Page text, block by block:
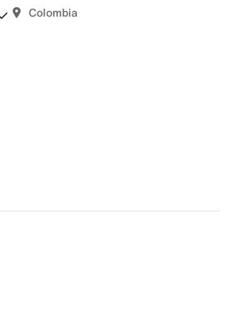
Colombia